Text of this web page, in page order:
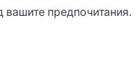
вашите предпочитания.